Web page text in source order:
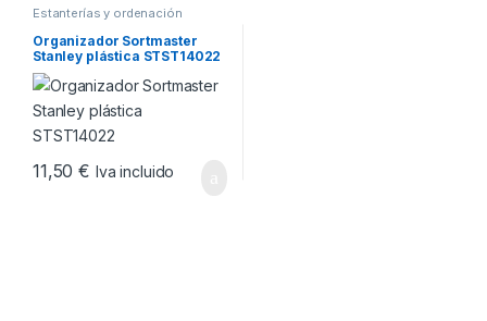
Estanterías y ordenación
Organizador Sortmaster
Stanley plástica STST14022
11,50€ Iva incluido